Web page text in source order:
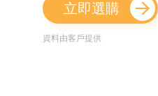
立即選購
資料由客戶提供